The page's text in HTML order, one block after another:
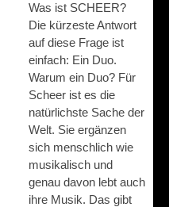
Was ist SCHEER?
Die kürzeste Antwort
auf diese Frage ist
einfach: Ein Duo.
Warum ein Duo? Für
Scheer ist es die
natürlichste Sache der
Welt. Sie ergänzen
sich menschlich wie
musikalisch und
genau davon lebt auch
ihre Musik. Das gibt